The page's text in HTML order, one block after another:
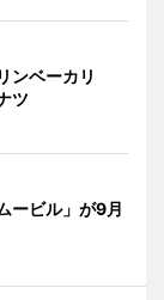
ンベーカリ
ツ
ービル」が9月